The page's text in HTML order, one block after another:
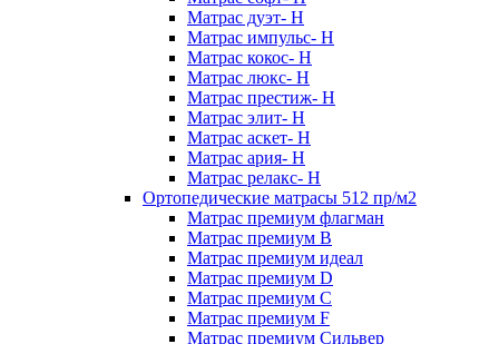
Матрас дуэт- Н
Матрас импульс- Н
Матрас кокос- Н
Матрас люкс- Н
Матрас престиж- Н
Матрас элит- Н
Матрас аскет- Н
Матрас ария- Н
Матрас релакс- Н
Ортопедические матрасы 512 пр/м2
Матрас премиум флагман
Матрас премиум В
Матрас премиум идеал
Матрас премиум D
Матрас премиум C
Матрас премиум F
Матрас премиум Сильвер